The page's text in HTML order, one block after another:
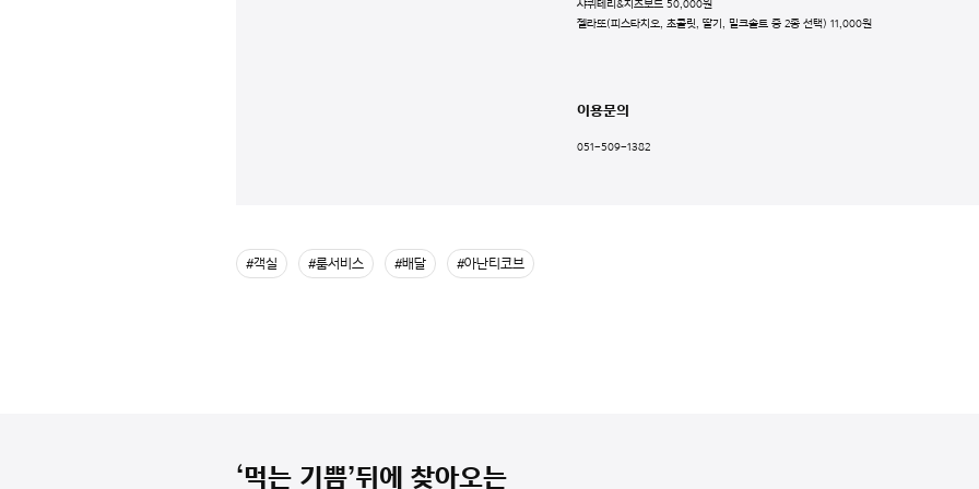
샤퀴테리&치즈보드 50,000원
젤라또(피스타치오, 초콜릿, 딸기, 밀크솔트 중 2종 선택) 11,000원
이용문의
051-509-1382
#객실 #룸서비스 #배달 #아난티코브
‘먹는 기쁨’뒤에 찾아오는